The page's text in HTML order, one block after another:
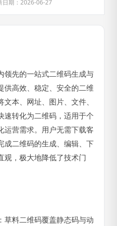
日期：2026-06-27
领先的一站式二维码生成与
供高效、稳定、安全的二维
本、网址、图片、文件、
速转化为二维码，适用于个
运营需求。用户无需下载客
成二维码的生成、编辑、下
观，极大地降低了技术门
：草料二维码覆盖静态码与动